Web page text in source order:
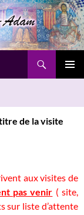
de la visite
aux visites de
pas venir ( site,
sur liste d’attente